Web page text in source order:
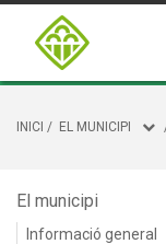
INICI / EL MUNICIPI
El municipi
Informació general